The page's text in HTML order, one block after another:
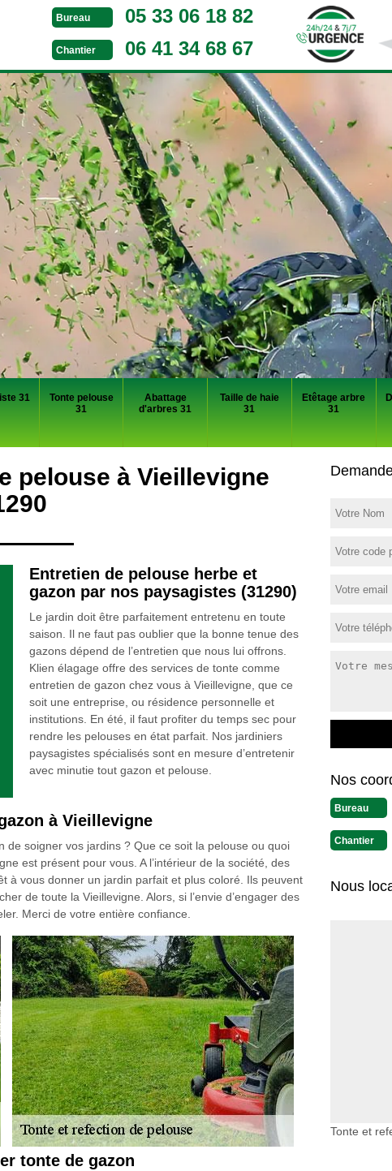
Bureau 05 33 06 18 82
Chantier 06 41 34 68 67
31
Tonte pelouse
31
Abattage
d'arbres 31
Taille de haie
31
Etêtage arbre
31
pelouse à Vieillevigne
Entretien de pelouse herbe et
gazon par nos paysagistes (31290)
Le jardin doit être parfaitement entretenu en toute
saison. Il ne faut pas oublier que la bonne tenue des
gazons dépend de l’entretien que nous lui offrons.
Klien élagage offre des services de tonte comme
entretien de gazon chez vous à Vieillevigne, que ce
soit une entreprise, ou résidence personnelle et
institutions. En été, il faut profiter du temps sec pour
rendre les pelouses en état parfait. Nos jardiniers
paysagistes spécialisés sont en mesure d’entretenir
avec minutie tout gazon et pelouse.
à Vieillevigne
de soigner vos jardins ? Que ce soit la pelouse ou quoi
est présent pour vous. A l’intérieur de la société, des
à vous donner un jardin parfait et plus coloré. Ils peuvent
de toute la Vieillevigne. Alors, si l’envie d’engager des
Merci de votre entière confiance.
tonte de gazon
Nos
Bureau
Chantier
Nous
Tonte et